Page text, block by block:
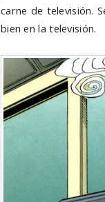
carne de televisión.
bien en la televisión.